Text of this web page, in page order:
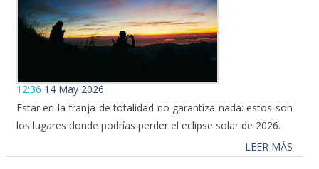
12:36 14 May 2026
Estar en la franja de totalidad no garantiza nada: estos son
los lugares donde podrías perder el eclipse solar de 2026.
LEER MÁS